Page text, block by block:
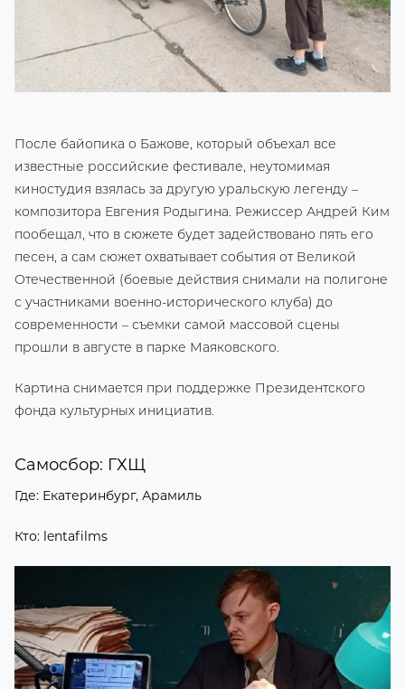
После байопика о Бажове, который объехал все
известные российские фестивале, неутомимая
киностудия взялась за другую уральскую легенду –
композитора Евгения Родыгина. Режиссер Андрей Ким
пообещал, что в сюжете будет задействовано пять его
песен, а сам сюжет охватывает события от Великой
Отечественной (боевые действия снимали на полигоне
с участниками военно-исторического клуба) до
современности – съемки самой массовой сцены
прошли в августе в парке Маяковского.
Картина снимается при поддержке Президентского
фонда культурных инициатив.
Самосбор: ГХЩ
Где: Екатеринбург, Арамиль
Кто: lentafilms